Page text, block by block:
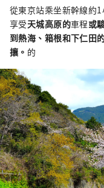
從東京站乘坐新幹線約
享受天城高原的車程或
到熱海、箱根和下仁田
攘 。 的